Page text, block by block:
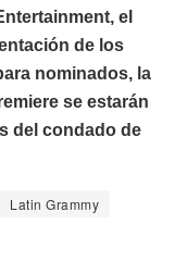
el
de los
nominados, la
se estarán
del condado de
Latin Grammy